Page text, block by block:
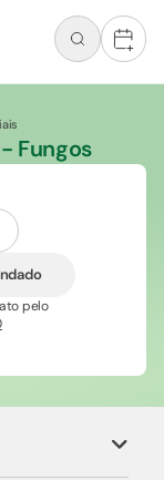
+
Fungos
pelo